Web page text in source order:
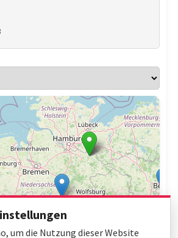
um die Nutzung dieser Website